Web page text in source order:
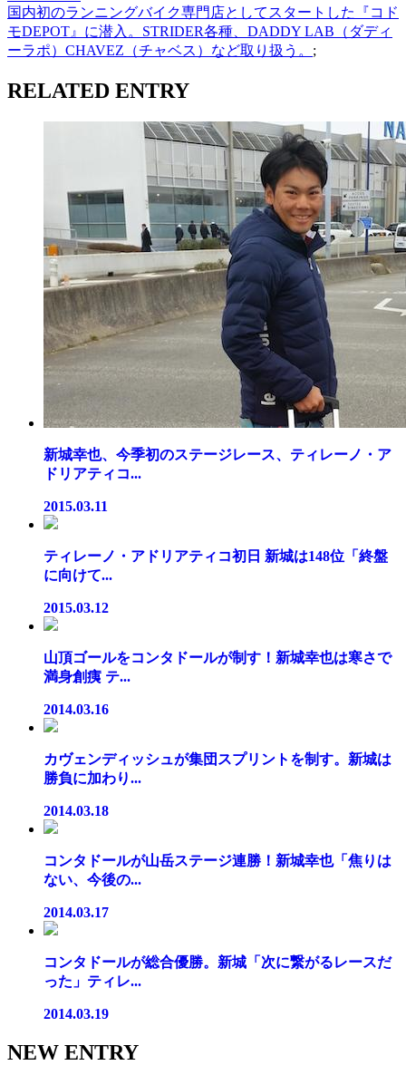
国内初のランニングバイク専門店としてスタートした『コド
モDEPOT』に潜入。STRIDER各種、DADDY LAB（ダディ
ーラポ）CHAVEZ（チャベス）など取り扱う。 ;
RELATED ENTRY
新城幸也、今季初のステージレース、ティレーノ・ア
ドリアティコ...
2015.03.11
ティレーノ・アドリアティコ初日 新城は148位「終盤
に向けて...
2015.03.12
山頂ゴールをコンタドールが制す！新城幸也は寒さで
満身創痍 テ...
2014.03.16
カヴェンディッシュが集団スプリントを制す。新城は
勝負に加わり...
2014.03.18
コンタドールが山岳ステージ連勝！新城幸也「焦りは
ない、今後の...
2014.03.17
コンタドールが総合優勝。新城「次に繋がるレースだ
った」ティレ...
2014.03.19
NEW ENTRY